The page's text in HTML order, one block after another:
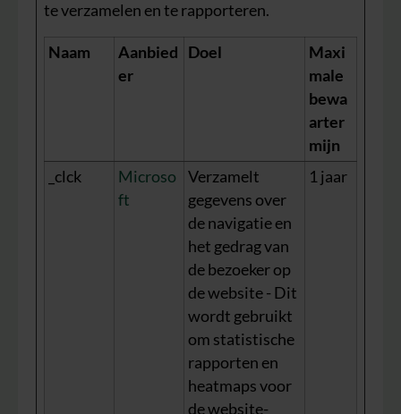
te verzamelen en te rapporteren.
Naam
Aanbied
er
Doel
Maxi
male
bewa
arter
mijn
_clck
Microso
ft
Verzamelt
gegevens over
de navigatie en
het gedrag van
de bezoeker op
de website - Dit
wordt gebruikt
om statistische
rapporten en
heatmaps voor
de website-
1 jaar